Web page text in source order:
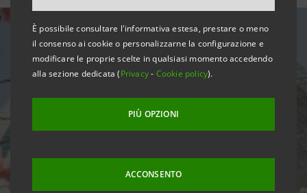
È possibile consultare l'informativa estesa, prestare o meno
il consenso ai cookie o personalizzarne la configurazione e
modificare le proprie scelte in qualsiasi momento accedendo
alla sezione dedicata (Privacy- Cookie policy).
PIÙ OPZIONI
ACCONSENTO